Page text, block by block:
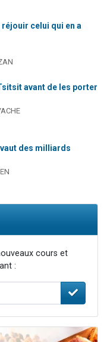
celui qui en a
avant de les porter
des milliards
cours et
: